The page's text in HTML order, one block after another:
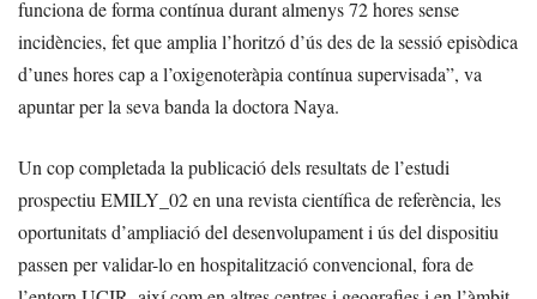
funciona de forma contínua durant almenys 72 hores sense
incidències, fet que amplia l’horitzó d’ús des de la sessió episòdica
d’unes hores cap a l’oxigenoteràpia contínua supervisada”, va
apuntar per la seva banda la doctora Naya.
Un cop completada la publicació dels resultats de l’estudi
prospectiu EMILY_02 en una revista científica de referència, les
oportunitats d’ampliació del desenvolupament i ús del dispositiu
passen per validar-lo en hospitalització convencional, fora de